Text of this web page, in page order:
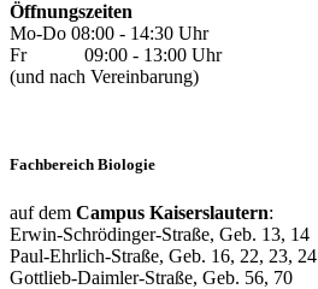
Öffnungszeiten
Mo-Do 08:00 - 14:30 Uhr
Fr 09:00 - 13:00 Uhr
(und nach Vereinbarung)
Fachbereich Biologie
auf dem Campus Kaiserslautern:
Erwin-Schrödinger-Straße, Geb. 13, 14
Paul-Ehrlich-Straße, Geb. 16, 22, 23, 24
Gottlieb-Daimler-Straße, Geb. 56, 70